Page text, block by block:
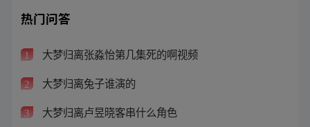
热门问答
1 大梦归离张淼怡第几集死的啊视频
2 大梦归离兔子谁演的
3 大梦归离卢昱晓客串什么角色